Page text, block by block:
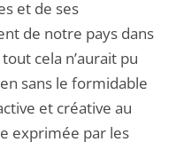
et de ses
de notre pays dans
cela n’aurait pu
sans le formidable
et créative au
exprimée par les